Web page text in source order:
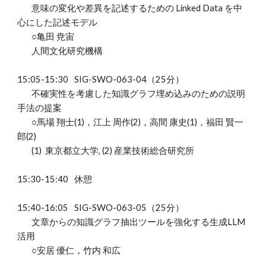
意味の変化や差異を記述するための Linked Data を中
心にした記述モデル
○亀田 尭宙
人間文化研究機構
15:05-15:30 SIG-SWO-063-04（25分）
不確実性を考慮した知識グラフ埋め込みのための説明
手法の提案
○馬場 翔士(1)，江上 周作(2)，高間 康史(1)，福田 賢一
郎(2)
(1) 東京都立大学, (2) 産業技術総合研究所
15:30-15:40 休憩
15:40-16:05 SIG-SWO-063-05（25分）
文章からの知識グラフ抽出ツールを強化する生成LLM
活用
○安居 優仁，竹内 和広